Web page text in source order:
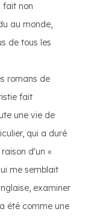
fait non
au monde,
de tous les
romans de
fait
une vie de
qui a duré
d'un «
me semblait
examiner
été comme une